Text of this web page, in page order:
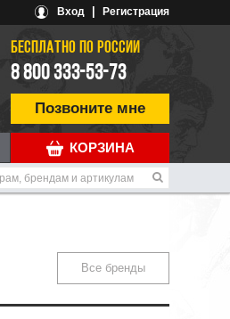
Вход Регистрация
БЕСПЛАТНО ПО РОССИИ
8 800 333-53-73
Позвоните мне
КОРЗИНА
Все бренды